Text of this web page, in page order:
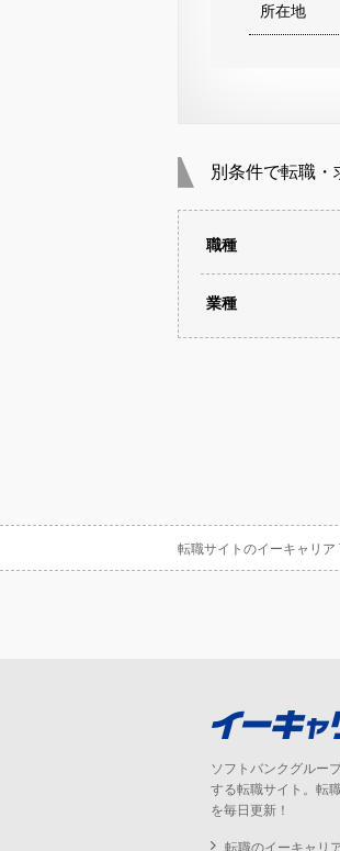
所在地
別条件で転職・
職種
業種
転職サイトのイーキャリア
ソフトバンクグルー
する転職サイト。転
を毎日更新！
転職のイーキャリ